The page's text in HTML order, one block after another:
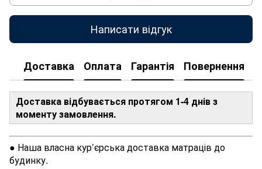
Написати відгук
Доставка Оплата Гарантія Повернення
Доставка відбувається протягом 1-4 днів з
моменту замовлення.
● Наша власна кур’єрська доставка матраців до
будинку.